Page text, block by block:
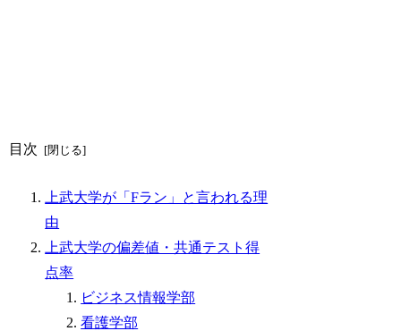
目次
上武大学が「Fラン」と言われる理
由
上武大学の偏差値・共通テスト得
点率
ビジネス情報学部
看護学部